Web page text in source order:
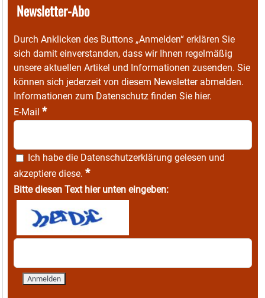
Newsletter-Abo
Durch Anklicken des Buttons „Anmelden“ erklären Sie
sich damit einverstanden, dass wir Ihnen regelmäßig
unsere aktuellen Artikel und Informationen zusenden. Sie
können sich jederzeit von diesem Newsletter abmelden.
Informationen zum Datenschutz finden Sie hier.
E-Mail *
Ich habe die Datenschutzerklärung gelesen und
akzeptiere diese. *
Bitte diesen Text hier unten eingeben: